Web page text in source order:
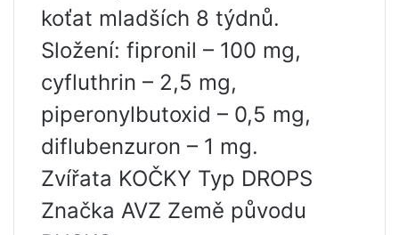
koťat mladších 8 týdnů.
Složení: fipronil – 100 mg,
cyfluthrin – 2,5 mg,
piperonylbutoxid – 0,5 mg,
diflubenzuron – 1 mg.
Zvířata KOČKY Typ DROPS
Značka AVZ Země původu